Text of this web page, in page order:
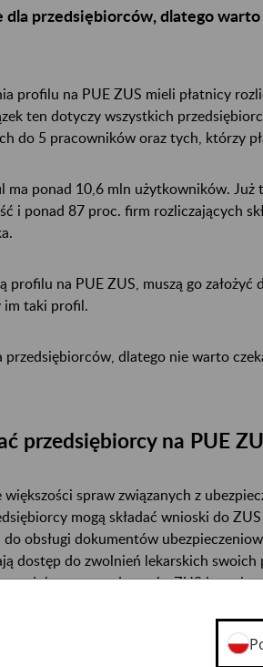
dla przedsiębiorców, dlatego
profilu na PUE ZUS mieli płatnicy
ten dotyczy wszystkich
do 5 pracowników oraz tych, którzy
ma ponad 10,6 mln użytkowników. Już
i ponad 87 proc. firm rozliczających
profilu na PUE ZUS, muszą go założyć
im taki profil.
przedsiębiorców, dlatego nie warto
przedsiębiorcy na PUE
spraw związanych z
mogą składać wnioski do
do obsługi dokumentów
dostęp do zwolnień lekarskich swoich
dokumenty z danymi z ZUS i
PUE ZUS dla płatników składek